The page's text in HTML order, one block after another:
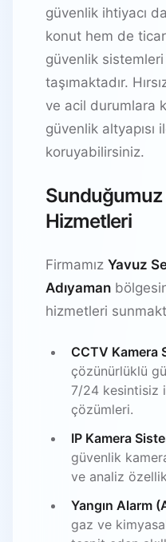
güvenlik ihtiyacı
konut hem de
güvenlik
taşımaktadır.
ve acil durumlara
güvenlik altyapısı
koruyabilirsiniz.
Hizmetleri
Firmamız Yavuz
Adıyaman
hizmetleri
CCTV Kamera
çözünürlüklü
7/24 kesintisiz
çözümleri.
IP Kamera
güvenlik
ve analiz
Yangın Alarm
gaz ve kimyasal